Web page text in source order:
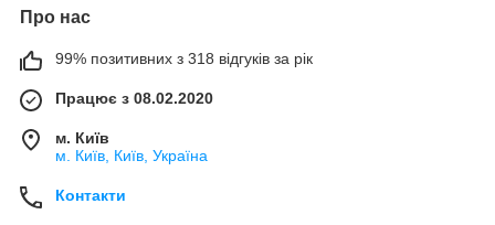
Про нас
99% позитивних з 318 відгуків за рік
Працює з 08.02.2020
м. Київ
м. Київ, Київ, Україна
Контакти